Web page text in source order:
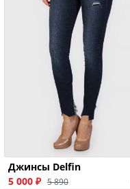
Джинсы Delfin
5 000 ₽ 5 890